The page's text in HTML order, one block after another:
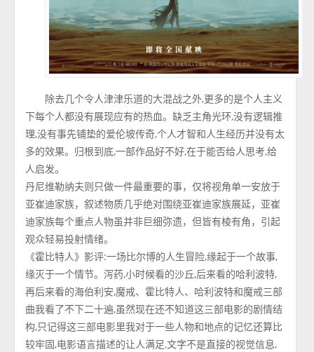
除去几个令人津津乐道的大混战之外,更多的是个人主义
下每个人都没有展现应有的热血。缺乏主角光环,没有逻辑推
理,没有事先铺垫的爱伦坡传奇,个人才智和人生经历并没有太
多的效果。归根到底,一部作品好不好,在于能否给人思考,给
人启发。
丹尼维勒纳夫则只做一件最重要的事，仅将视角单一安放于
亚崔迪家族，叙述物质几乎绝对围绕亚崔迪家族展延，亚崔
迪家族每个重点人物虽并非巨细弥遗，但皆有棱有角，引起
观众轻易投射情绪。
《霍比特人》影评:一场比尔博的人生冒险,缘起于一个故事,
缘灭于一个情节。泻药,小时候看的沙丘,后来看的哈利波特,
再后来看的海伯利安,魔戒、霍比特人、哈利波特和魔戒三部
曲我看了不下二十遍,虽然现在还不知道这三部电影的剧情结
构,只记得这三部电影里我对于一些人物和地点的记忆还算比
较牢固,电影语言描述的让人满足,文字不是直接的视觉信息,